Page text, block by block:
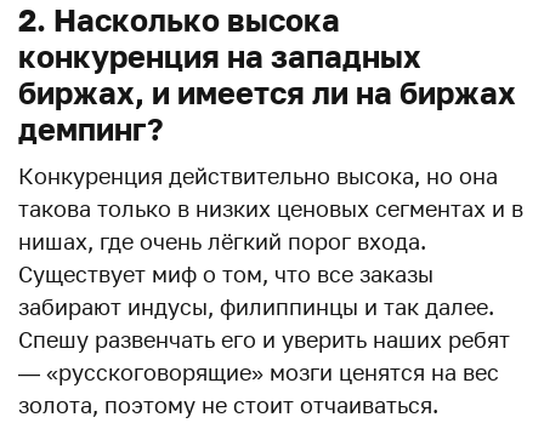
2. Насколько высока
конкуренция на западных
биржах, и имеется ли на биржах
демпинг?
Конкуренция действительно высока, но она
такова только в низких ценовых сегментах и в
нишах, где очень лёгкий порог входа.
Существует миф о том, что все заказы
забирают индусы, филиппинцы и так далее.
Спешу развенчать его и уверить наших ребят
— «русскоговорящие» мозги ценятся на вес
золота, поэтому не стоит отчаиваться.